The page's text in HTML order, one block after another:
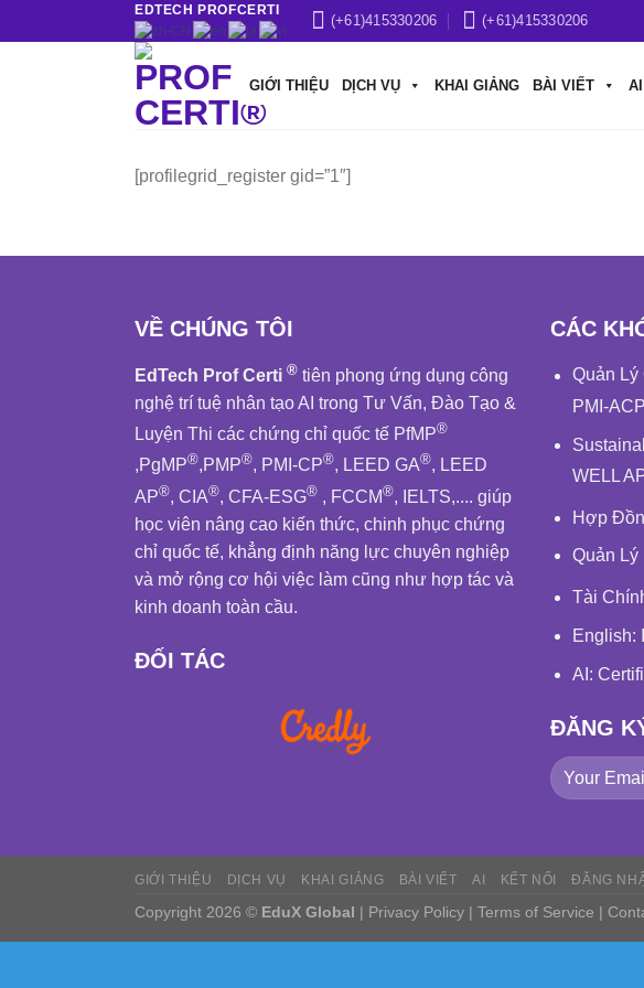
to
EDTECH PROFCERTI
(+61)415330206 (+61)415330206
GIỚI THIỆU DỊCH VỤ KHAI GIẢNG BÀI VIẾT AI
[profilegrid_register gid=”1″]
VỀ CHÚNG TÔI
EdTech Prof Certi ® tiên phong ứng dụng công
nghệ trí tuệ nhân tạo AI trong Tư Vấn, Đào Tạo &
Luyện Thi các chứng chỉ quốc tế PfMP®
,PgMP®,PMP®, PMI-CP®, LEED GA®, LEED
AP®, CIA®, CFA-ESG® , FCCM®, IELTS,.... giúp
học viên nâng cao kiến thức, chinh phục chứng
chỉ quốc tế, khẳng định năng lực chuyên nghiệp
và mở rộng cơ hội việc làm cũng như hợp tác và
kinh doanh toàn cầu.
ĐỐI TÁC
CÁC
Quản Lý
PMI-
WELL
Hợp
Quản
Tài
English:
AI:
ĐĂNG
GIỚI THIỆU DỊCH VỤ KHAI GIẢNG BÀI VIẾT AI KẾT NỐI ĐĂNG
Copyright 2026 © EduX Global | Privacy Policy | Terms of Service |